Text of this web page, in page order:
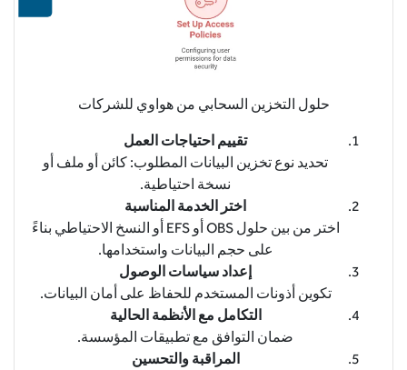
حلول التخزين السحابي من هواوي للشركات
تقييم احتياجات العمل
تحديد نوع تخزين البيانات المطلوب: كائن أو ملف أو
نسخة احتياطية.
اختر الخدمة المناسبة
اختر من بين حلول OBS أو EFS أو النسخ الاحتياطي بناءً
على حجم البيانات واستخدامها.
إعداد سياسات الوصول
تكوين أذونات المستخدم للحفاظ على أمان البيانات.
التكامل مع الأنظمة الحالية
ضمان التوافق مع تطبيقات المؤسسة.
المراقبة والتحسين